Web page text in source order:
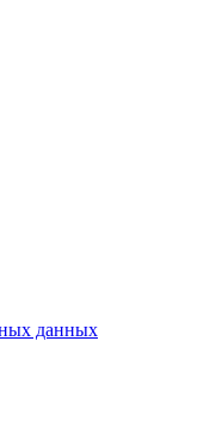
данных